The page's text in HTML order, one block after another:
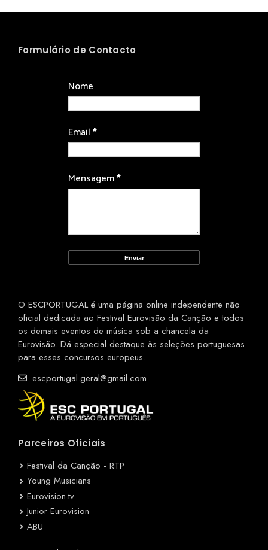
Formulário de Contacto
Nome
Email*
Mensagem*
O ESCPORTUGAL é uma página online independente não
oficial dedicada ao Festival Eurovisão da Canção e todos
os demais eventos de música sob a chancela da
Eurovisão. Dá especial destaque às seleções portuguesas
para esses concursos europeus.
escportugal.geral@gmail.com
Parceiros Oficiais
Festival da Canção - RTP
Young Musicians
Eurovision.tv
Junior Eurovision
ABU